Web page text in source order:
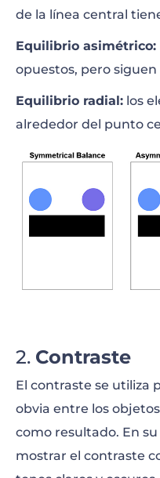
de la línea central
Equilibrio asimétrico:
opuestos, pero
Equilibrio radial: los
alrededor del punto
Contraste
El contraste se utiliza
obvia entre los
como resultado. En
mostrar el contraste